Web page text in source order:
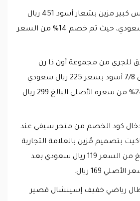
سويت شيرت مقاس كبير مزين بشعار أسود 451 ريال
بدلاً من 530 ريال سعودي، حيث تم خصم 14% من السعر
للجري من مجموعة أون ذا رن
بمقاس كبير وطول 7/8 أسود بسعر 225 ريال سعودي
بعد خصم نسبة 24% من سعره الأصلي البالغ 299 ريال
كود الخصم من متجر سيفي عند
بتصميم مُزين بالعلامة التجارية
“Curve” أسود البالغ من السعر 119 ريال سعودي بعد
رياضي خفيف إسينشال قصير